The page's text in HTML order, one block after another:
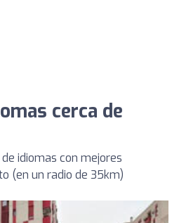
cerca de
idiomas con mejores
(en un radio de 35km)